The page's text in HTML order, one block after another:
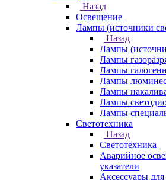
Назад
Освещение
Лампы (источники
Назад
Лампы
Лампы
Лампы
Лампы
Лампы
Лампы
Лампы
Светотехника
Назад
Светотехника
Аварийное
указатели
Аксессуары